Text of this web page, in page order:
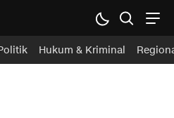
Hukum & Kriminal